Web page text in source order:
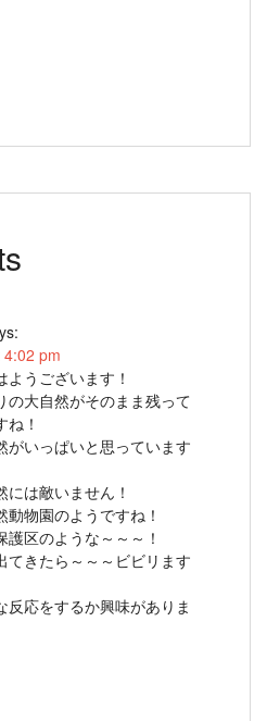
pm
うございます！
の大自然がそのまま残って
！
がいっぱいと思っています
は敵いません！
物園のようですね！
区のような～～～！
てきたら～～～ビビリます
反応をするか興味がありま